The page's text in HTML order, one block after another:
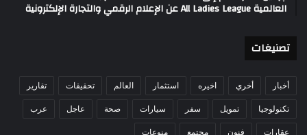
العالمية All Ladies League عن الإعلام الرقمي والتجارة الإلكترونية
تصنيغات
أخبار أخري اخيره استثمار العالم تحقيقات تقارير
تكنولوجيا تمويل سفر سيارات صحة عاجل عرب
عقارات فنون مجتمع منوعات